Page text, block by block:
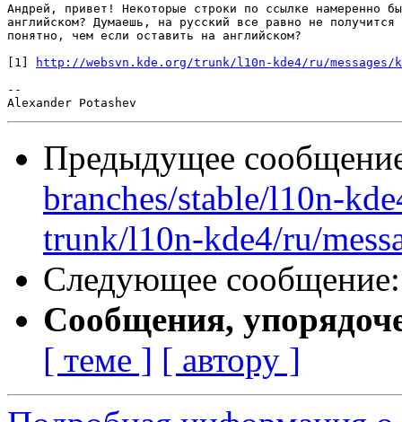
Андрей, привет! Некоторые строки по ссылке намеренно
английском? Думаешь, на русский все равно не получится
понятно, чем если оставить на английском?
[1]
http://websvn.kde.org/trunk/l10n-kde4/ru/messages/
--
Предыдущее
branches/stable/l10n-
trunk/l10n-kde4/ru/
Следующее
Сообщения,
[ теме ] [ автору ]